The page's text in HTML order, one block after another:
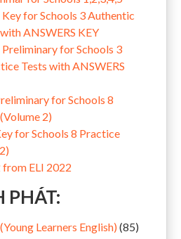
for Schools 3 Authentic
ANSWERS KEY
for Schools 3
Tests with ANSWERS
for Schools 8
2)
for Schools 8 Practice
from ELI 2022
PHÁT:
Learners English) (85)